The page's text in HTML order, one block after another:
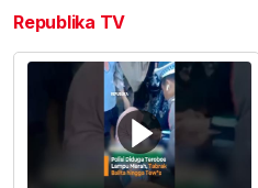
Republika TV